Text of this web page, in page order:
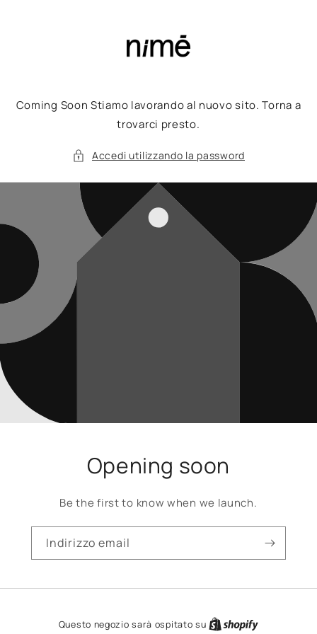
Coming Soon Stiamo lavorando al nuovo sito. Torna a
trovarci presto.
Accedi utilizzando la password
Opening soon
Be the first to know when we launch.
Indirizzo email
Questo negozio sarà ospitato su